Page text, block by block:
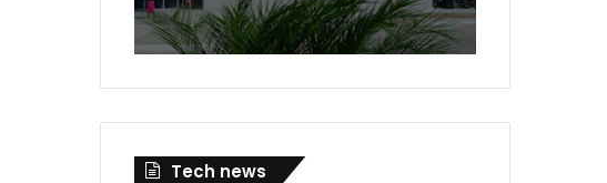
Tech news